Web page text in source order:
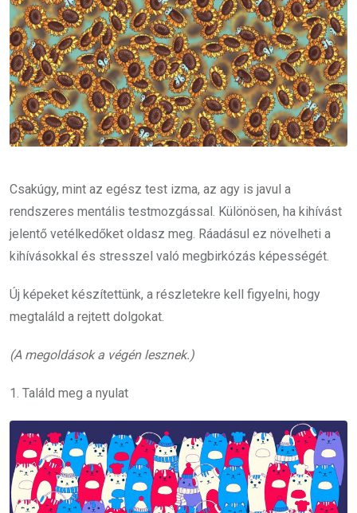
Csakúgy, mint az egész test izma, az agy is javul a
rendszeres mentális testmozgással. Különösen, ha kihívást
jelentő vetélkedőket oldasz meg. Ráadásul ez növelheti a
kihívásokkal és stresszel való megbirkózás képességét.
Új képeket készítettünk, a részletekre kell figyelni, hogy
megtaláld a rejtett dolgokat.
(A megoldások a végén lesznek.)
1. Találd meg a nyulat